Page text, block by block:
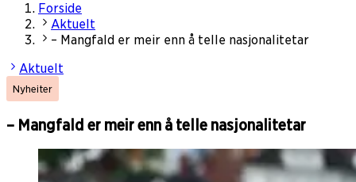
Forside
Aktuelt
– Mangfald er meir enn å telle nasjonalitetar
Aktuelt
Nyheiter
– Mangfald er meir enn å telle nasjonalitetar